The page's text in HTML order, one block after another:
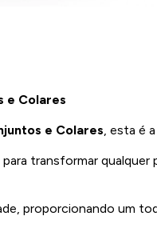
e Colares
e Colares, esta é
transformar qualquer
proporcionando um